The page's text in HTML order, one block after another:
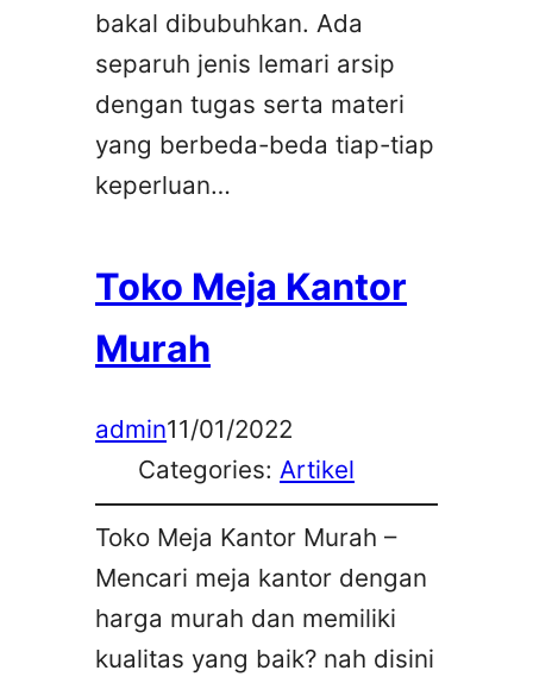
bakal dibubuhkan. Ada
separuh jenis lemari arsip
dengan tugas serta materi
yang berbeda-beda tiap-tiap
keperluan…
Toko Meja Kantor
Murah
admin11/01/2022
Categories: Artikel
Toko Meja Kantor Murah –
Mencari meja kantor dengan
harga murah dan memiliki
kualitas yang baik? nah disini